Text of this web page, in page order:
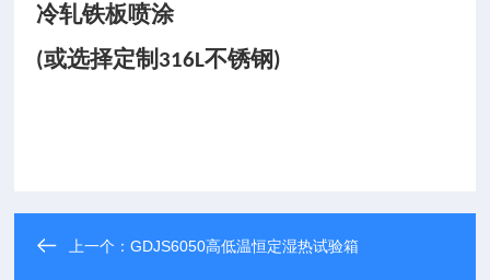
冷轧铁板喷涂
(或选择定制 316L不锈钢)
上一个：GDJS6050高低温恒定湿热试验箱